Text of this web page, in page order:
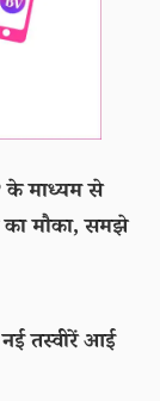
माध्यम से
का मौका, समझे
तस्वीरें आई